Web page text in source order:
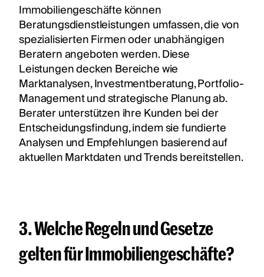
Immobiliengeschäfte können
Beratungsdienstleistungen umfassen, die von
spezialisierten Firmen oder unabhängigen
Beratern angeboten werden. Diese
Leistungen decken Bereiche wie
Marktanalysen, Investmentberatung, Portfolio-
Management und strategische Planung ab.
Berater unterstützen ihre Kunden bei der
Entscheidungsfindung, indem sie fundierte
Analysen und Empfehlungen basierend auf
aktuellen Marktdaten und Trends bereitstellen.
3. Welche Regeln und Gesetze
gelten für Immobiliengeschäfte?